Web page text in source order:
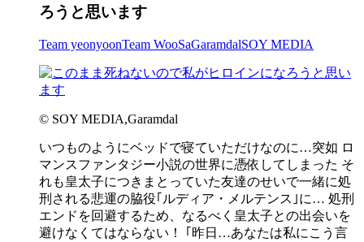
ろうと思います
Team yeonyoonTeam WooSaGaramdalSOY MEDIA
© SOY MEDIA,Garamdal
いつものようにベッドで寝ていただけなのに…突如 ロ
マンスファンタジー小説の世界に憑依してしまった そ
れも皇太子につきまとっていた友達のせいで一緒に処
刑される悲運の脇役｢ルディア・メルテンス｣に… 処刑
エンドを回避するため、なるべく皇太子との出会いを
避けなくてはならない！ ｢昨日…あなたは私にこう言